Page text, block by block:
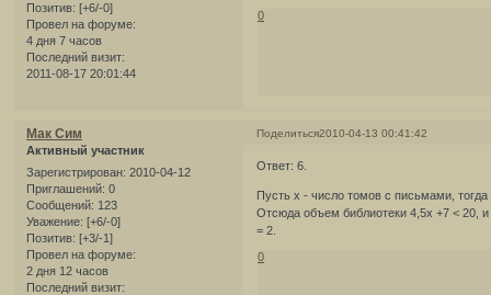
Позитив: [+6/-0]
Провел на форуме:
4 дня 7 часов
Последний визит:
2011-08-17 20:01:44
0
Поделиться2010-04-13 00:41:42
Мак Сим
Активный участник
Зарегистрирован: 2010-04-12
Приглашений: 0
Сообщений: 123
Уважение: [+6/-0]
Позитив: [+3/-1]
Провел на форуме:
2 дня 12 часов
Последний визит:
Ответ: 6.
Пусть х - число томов с письмами,
Отсюда объем библиотеки 4,5х +7 < 20,
= 2.
0